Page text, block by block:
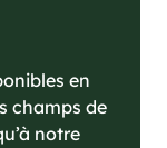
en
champs de
notre